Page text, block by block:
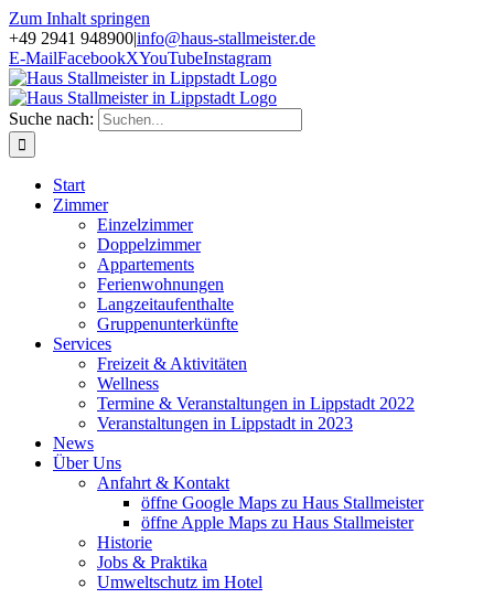
Zum Inhalt springen
+49 2941 948900|info@haus-stallmeister.de
E-MailFacebookXYouTubeInstagram
Suche nach:
Start
Zimmer
Einzelzimmer
Doppelzimmer
Appartements
Ferienwohnungen
Langzeitaufenthalte
Gruppenunterkünfte
Services
Freizeit & Aktivitäten
Wellness
Termine & Veranstaltungen in Lippstadt 2022
Veranstaltungen in Lippstadt in 2023
News
Über Uns
Anfahrt & Kontakt
öffne Google Maps zu Haus Stallmeister
öffne Apple Maps zu Haus Stallmeister
Historie
Jobs & Praktika
Umweltschutz im Hotel